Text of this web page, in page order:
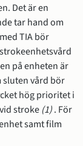
Det är en
tar hand om
TIA bör
på enheten är
sluten vård bör
hög prioritet i
stroke (1). För
samt film